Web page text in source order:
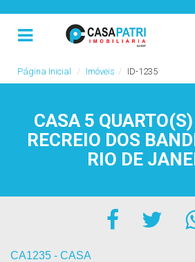
Página Inicial Imóveis ID-1235
CASA 5
RECREIO DOS
RIO DE
CA1235 - CASA